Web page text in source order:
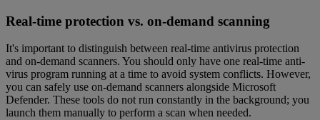
Real-time protection vs. on-demand scanning
It's important to distinguish between real-time antivirus protection
and on-demand scanners. You should only have one real-time anti-
virus program running at a time to avoid system conflicts. However,
you can safely use on-demand scanners alongside Microsoft
Defender. These tools do not run constantly in the background; you
launch them manually to perform a scan when needed.